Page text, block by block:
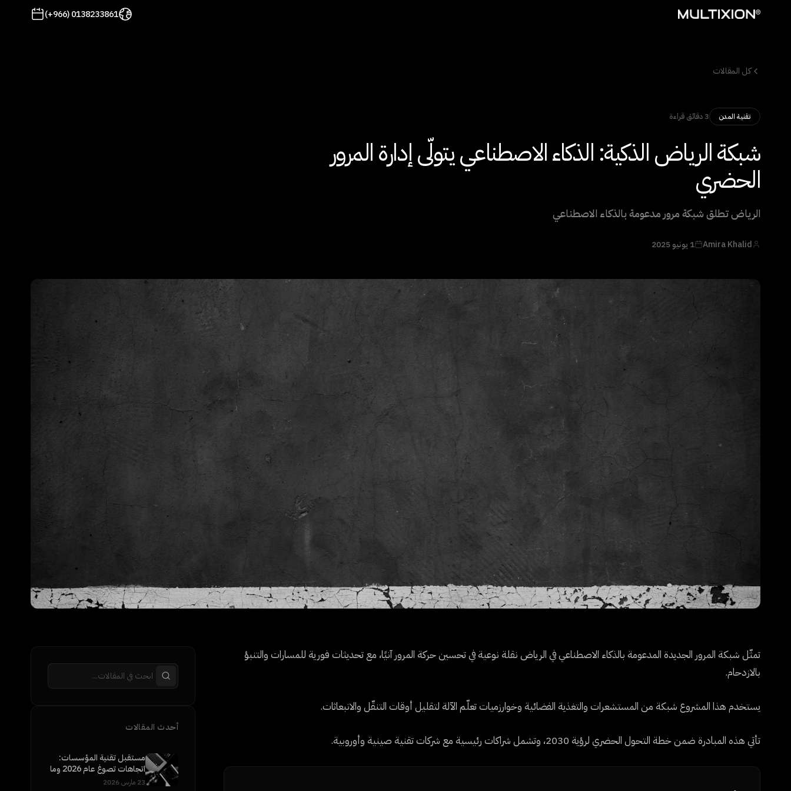
(+966) 0138233861
كل المقالات
تقنية المدن 3 دقائق قراءة
شبكة الرياض الذكية: الذكاء الاصطناعي يتولّى إدارة المرور
الحضري
الرياض تطلق شبكة مرور مدعومة بالذكاء الاصطناعي
Amira Khalid 1 يونيو 2025
تمثّل شبكة المرور الجديدة المدعومة بالذكاء الاصطناعي في الرياض نقلة نوعية في تحسين حركة المرور آنيًا، مع تحديثات فورية للمسارات والتنبؤ
بالازدحام.
يستخدم هذا المشروع شبكة من المستشعرات والتغذية الفضائية وخوارزميات تعلّم الآلة لتقليل أوقات التنقّل والانبعاثات.
تأتي هذه المبادرة ضمن خطة التحول الحضري لرؤية 2030، وتشمل شراكات رئيسية مع شركات تقنية صينية وأوروبية.
أحدث المقالات
مستقبل تقنية المؤسسات:
اتجاهات تصوغ عام 2026 وما
بعده
23 مارس 2026